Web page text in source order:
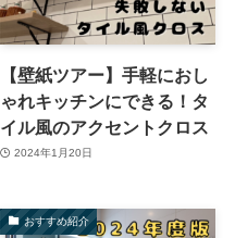
【壁紙ツアー】手軽におし
ゃれキッチンにできる！タ
イル風のアクセントクロス
2024年1月20日
おすすめ紹介